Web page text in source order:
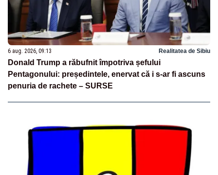
6 aug. 2026, 09:13 Realitatea de Sibiu
Donald Trump a răbufnit împotriva șefului
Pentagonului: președintele, enervat că i s-ar fi ascuns
penuria de rachete – SURSE